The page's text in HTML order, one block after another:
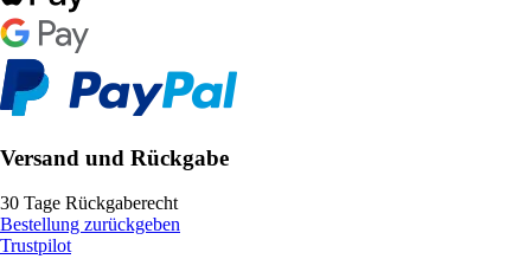
Versand und Rückgabe
30 Tage Rückgaberecht
Bestellung zurückgeben
Trustpilot